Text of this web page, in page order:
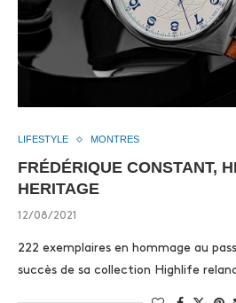
LIFESTYLE MONTRES
FRÉDÉRIQUE CONSTANT,
HERITAGE
12/08/2021
222 exemplaires en hommage au
succès de sa collection Highlife